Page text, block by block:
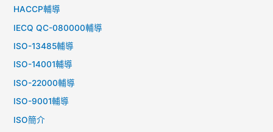
HACCP輔導
IECQ QC-080000輔導
ISO-13485輔導
ISO-14001輔導
ISO-22000輔導
ISO-9001輔導
ISO簡介